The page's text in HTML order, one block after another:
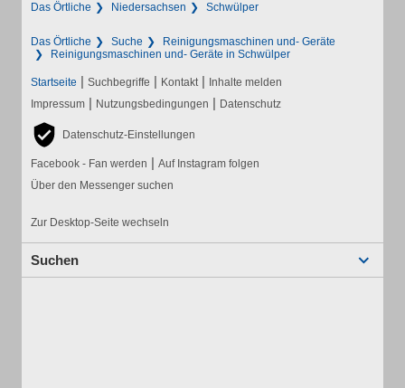
Das Örtliche Niedersachsen Schwülper
Das Örtliche Suche
Reinigungsmaschinen und- Geräte
Reinigungsmaschinen und- Geräte in Schwülper
Startseite | Suchbegriffe | Kontakt | Inhalte melden
Impressum | Nutzungsbedingungen | Datenschutz
Datenschutz-Einstellungen
Facebook - Fan werden | Auf Instagram folgen
Über den Messenger suchen
Zur Desktop-Seite wechseln
Suchen